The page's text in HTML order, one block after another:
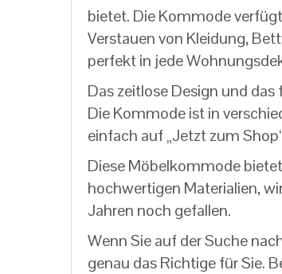
bietet. Die Kommode
Verstauen von Kleidung,
perfekt in jede
Das zeitlose Design und
Die Kommode ist in
einfach auf „Jetzt zum
Diese Möbelkommode
hochwertigen Materialien,
Jahren noch gefallen.
Wenn Sie auf der Suche
genau das Richtige für Sie.